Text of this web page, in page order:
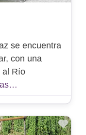
se encuentra
con una
al Río